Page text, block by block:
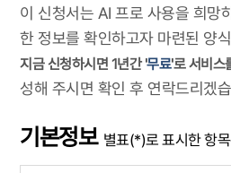
이 신청서는 AI 프로 사용을 희망
한 정보를 확인하고자 마련된 양
지금 신청하시면 1년간 '무료'로 서비스
성해 주시면 확인 후 연락드리겠
기본정보 별표(*)로 표시한 항